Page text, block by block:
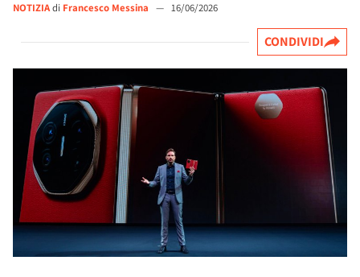
NOTIZIAdi Francesco Messina — 16/06/2026
CONDIVIDI